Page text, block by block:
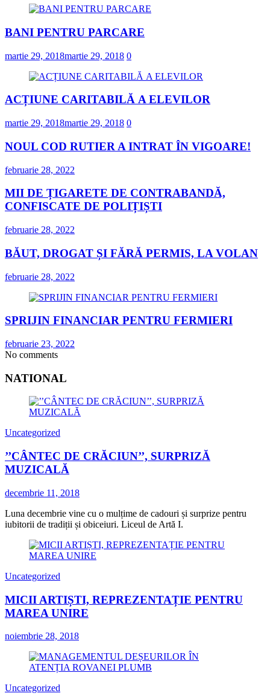
BANI PENTRU PARCARE
martie 29, 2018martie 29, 2018 0
ACȚIUNE CARITABILĂ A ELEVILOR
martie 29, 2018martie 29, 2018 0
NOUL COD RUTIER A INTRAT ÎN VIGOARE!
februarie 28, 2022
MII DE ȚIGARETE DE CONTRABANDĂ,
CONFISCATE DE POLIȚIȘTI
februarie 28, 2022
BĂUT, DROGAT ȘI FĂRĂ PERMIS, LA VOLAN
februarie 28, 2022
SPRIJIN FINANCIAR PENTRU FERMIERI
februarie 23, 2022
No comments
NATIONAL
Uncategorized
’’CÂNTEC DE CRĂCIUN’’, SURPRIZĂ
MUZICALĂ
decembrie 11, 2018
Luna decembrie vine cu o mulțime de cadouri și surprize pentru
iubitorii de tradiții și obiceiuri. Liceul de Artă I.
Uncategorized
MICII ARTIȘTI, REPREZENTAȚIE PENTRU
MAREA UNIRE
noiembrie 28, 2018
Uncategorized